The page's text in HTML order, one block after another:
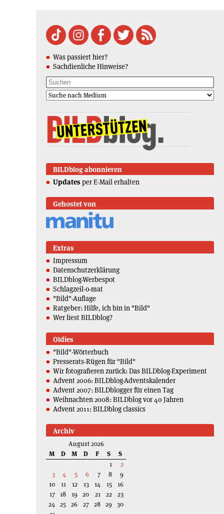
Was passiert hier?
Sachdienliche Hinweise?
BILDblog abonnieren
Updates per E-Mail erhalten
Gehostet von
Extras
Impressum
Datenschutzerklärung
BILDblog-Werbespot
Schlagzeil-o-mat
"Bild"-Auflage
Ratgeber: Hilfe, ich bin in "Bild"
Wer liest BILDblog?
Oldies
"Bild"-Wörterbuch
Presserats-Rügen für "Bild"
Wir fotografieren zurück: Das BILDblog-Experiment
Advent 2006: BILDblog-Adventskalender
Advent 2007: BILDblogger für einen Tag
Weihnachten 2008: BILDblog vor 40 Jahren
Advent 2011: BILDblog classics
Archiv
August 2026
M
D M D F S
S
1
2
3
4 5 6 7 8
9
10
11 12 13 14 15
16
17 18 19 20 21 22
23
24 25 26 27 28 29 30